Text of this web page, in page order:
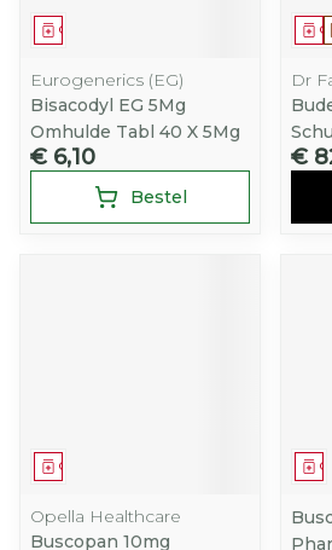
Geneesmiddel
Eurogenerics (EG)
Bisacodyl EG 5Mg
Omhulde Tabl 40 X 5Mg
€ 6,10
Bestel
Dr
€
Geneesmiddel
Opella Healthcare
Buscopan 10mg